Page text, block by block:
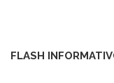
FLASH